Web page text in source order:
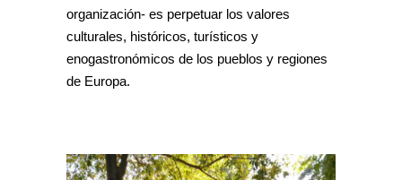
organización- es perpetuar los valores
culturales, históricos, turísticos y
enogastronómicos de los pueblos y regiones
de Europa.